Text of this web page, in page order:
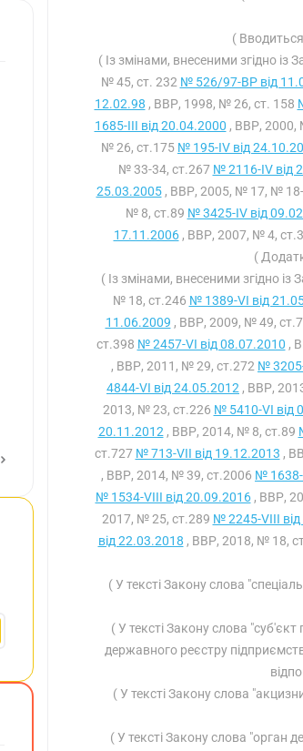
(
( Із змінами, внесеними згідно із
№ 45, ст. 232 № 526/97-ВР від
12.02.98 , ВВР, 1998, № 26, ст. 158
1685-III від 20.04.2000 , ВВР, 2000,
№ 26, ст.175 № 195-IV від
№ 33-34, ст.267 № 2116-IV від
25.03.2005, ВВР, 2005, № 17, № 18-
№ 8, ст.89 № 3425-IV від
17.11.2006, ВВР, 2007, № 4,
(
( Із змінами, внесеними згідно із
№ 18, ст.246 № 1389-VI від
11.06.2009 , ВВР, 2009, № 49,
ст.398 № 2457-VI від 08.07.2010 ,
, ВВР, 2011, № 29, ст.272 №
4844-VI від 24.05.2012 , ВВР,
2013, № 23, ст.226 № 5410-VI від
20.11.2012 , ВВР, 2014, № 8, ст.89
ст.727 № 713-VII від 19.12.2013 ,
, ВВР, 2014, № 39, ст.2006 № 1638-
№ 1534-VIII від 20.09.2016, ВВР,
2017, № 25, ст.289 № 2245-VIII
від 22.03.2018 , ВВР, 2018, № 18,
( У тексті Закону слова
( У тексті Закону слова
державного реєстру
( У тексті Закону слова
( У тексті Закону слова "орган